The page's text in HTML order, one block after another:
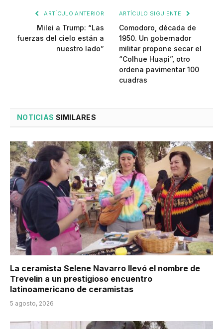
ARTÍCULO ANTERIOR
Milei a Trump: “Las
fuerzas del cielo están a
nuestro lado”
ARTÍCULO SIGUIENTE
Comodoro, década de
1950. Un gobernador
militar propone secar el
“Colhue Huapi”, otro
ordena pavimentar 100
cuadras
NOTICIAS SIMILARES
La ceramista Selene Navarro llevó el nombre de
Trevelin a un prestigioso encuentro
latinoamericano de ceramistas
5 agosto, 2026